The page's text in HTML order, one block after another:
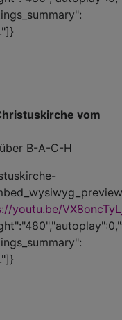
vom
B-A-C-H
youtu.be/